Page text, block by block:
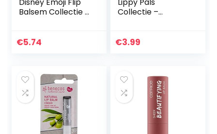
Disney Emoji Flip
Balsem Collectie –
Aardbeien Smaak
€5.74
Lippy Pals
Collectie –
Kinderen – Unicorn
€3.99